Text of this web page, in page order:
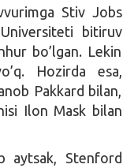
Stiv Jobs
bitiruv
bo’lgan. Lekin
Hozirda esa,
Pakkard bilan,
Ilon Mask bilan
aytsak, Stenford